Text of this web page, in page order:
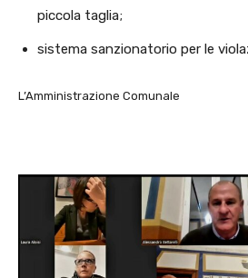
piccola taglia;
sistema sanzionatorio per le
L’Amministrazione Comunale